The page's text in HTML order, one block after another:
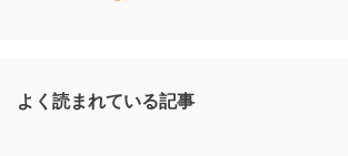
ト
よく読まれている記事